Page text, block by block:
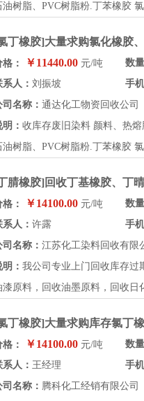
油树脂、PVC树脂粉.丁苯橡胶
丁橡胶]大量求购氯化橡胶
格： ￥11440.00 元/吨
数
系人： 刘振坡
手
司名称： 通达化工物资回收公司
明： 收库存废旧染料 颜料、热
油树脂、PVC树脂粉.丁苯橡胶
腈橡胶]回收丁基橡胶、丁
格： ￥14100.00 元/吨
数
系人： 许露
手
司名称： 江苏化工染料回收有限
明： 我公司专业上门回收库存过
漆原料，回收油墨原料，回收
丁橡胶]大量求购库存氯丁
格： ￥14100.00 元/吨
数
系人： 王经理
手
司名称： 腾科化工经销有限公司